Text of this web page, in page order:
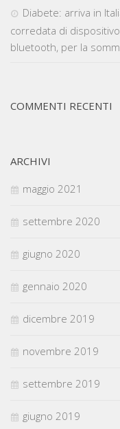
Diabete: arriva in
corredata di
bluetooth, per la
COMMENTI RECENTI
ARCHIVI
maggio 2021
settembre 2020
giugno 2020
gennaio 2020
dicembre 2019
novembre 2019
settembre 2019
giugno 2019